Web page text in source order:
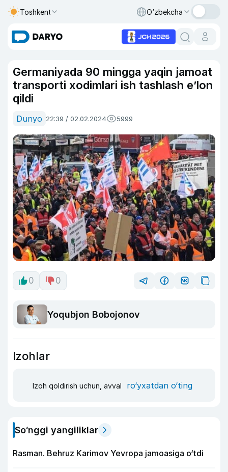
Toshkent O‘zbekcha
Germaniyada 90 mingga yaqin jamoat
transporti xodimlari ish tashlash e’lon
qildi
Dunyo 22:39 / 02.02.2024 5999
0 0
Yoqubjon Bobojonov
Izohlar
Izoh qoldirish uchun, avval ro‘yxatdan o‘ting
So‘nggi yangiliklar
Rasman. Behruz Karimov Yevropa jamoasiga o‘tdi